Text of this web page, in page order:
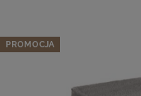
PROMOCJA